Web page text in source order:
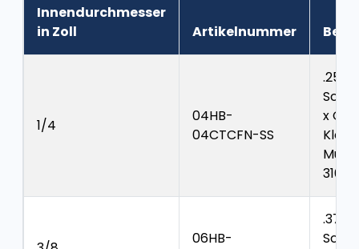
Innendurchmesser
in Zoll
Artikelnummer
1/4
04HB-
04CTCFN-SS
.25″
x
316
06HB-
.375″